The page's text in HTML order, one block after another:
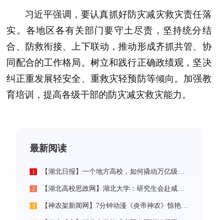
习近平强调，要认真抓好防灾减灾救灾责任落
实。各地区各有关部门要守土尽责，坚持统分结
合、防救衔接、上下联动，推动形成齐抓共管、协
同配合的工作格局。树立和践行正确政绩观，坚决
纠正重发展轻安全、重救灾轻预防等倾向。加强教
育培训，提高各级干部的防灾减灾救灾能力。
最新阅读
1 【湖北日报】一个地方高校，如何撬动万亿级未来产业
2 【湖北高校思政网】湖北大学：研究生会赴咸宁市开展“党建引领三无小区治理”社会实践活动
3 【神农架新闻网】7分钟动漫《炎帝神农》惊艳首发